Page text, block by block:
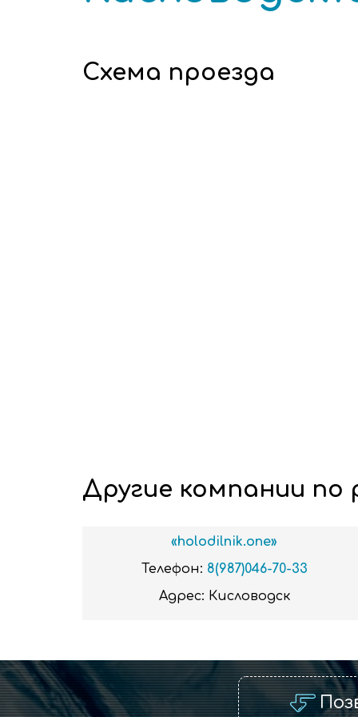
Схема проезда
Другие компании по
«holodilnik.one»
Телефон: 8(987)046-70-33
Адрес: Кисловодск